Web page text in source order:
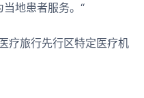
地患者服务。“
疗旅行先行区特定医疗机